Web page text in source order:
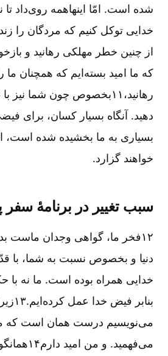
شده است. امّا اینها‌همه روی‌داد تا
از چنین خطر مهلکی رهانید و
که ما امید بسته‌ایم که همچنان ما
رهانید،۱۱بخصوص چون شما
دهید. آنگاه بسیار کسان، برای
بسیاری به ما بخشیده شده است،
خواهند گزارد.
سبب تغییر در برنامۀ
۱۲فخر ما، گواهی وجدان ماست
دنیا و بخصوص نسبت به شما، با
خدایی همراه بوده است. ما نه با
بنا‌بر
می‌نویسیم درست همان است که
می‌فهمید. و